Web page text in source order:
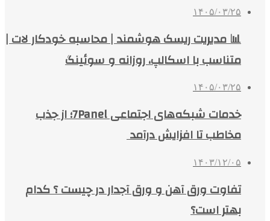
۱۴۰۵/۰۳/۲۵
📊 مدیریت ریسک هوشمند | محاسبه خودکار لات |
متناسب با اسکالپ، روزانه و سوئینگ
۱۴۰۵/۰۳/۲۵
خدمات شبکه‌های اجتماعی 7Panel؛ از جذب
مخاطب تا افزایش درآمد
۱۴۰۳/۱۲/۰۵
تفاوت ورق آهن و ورق آجدار در چیست ؟ کدام
بهتر است؟